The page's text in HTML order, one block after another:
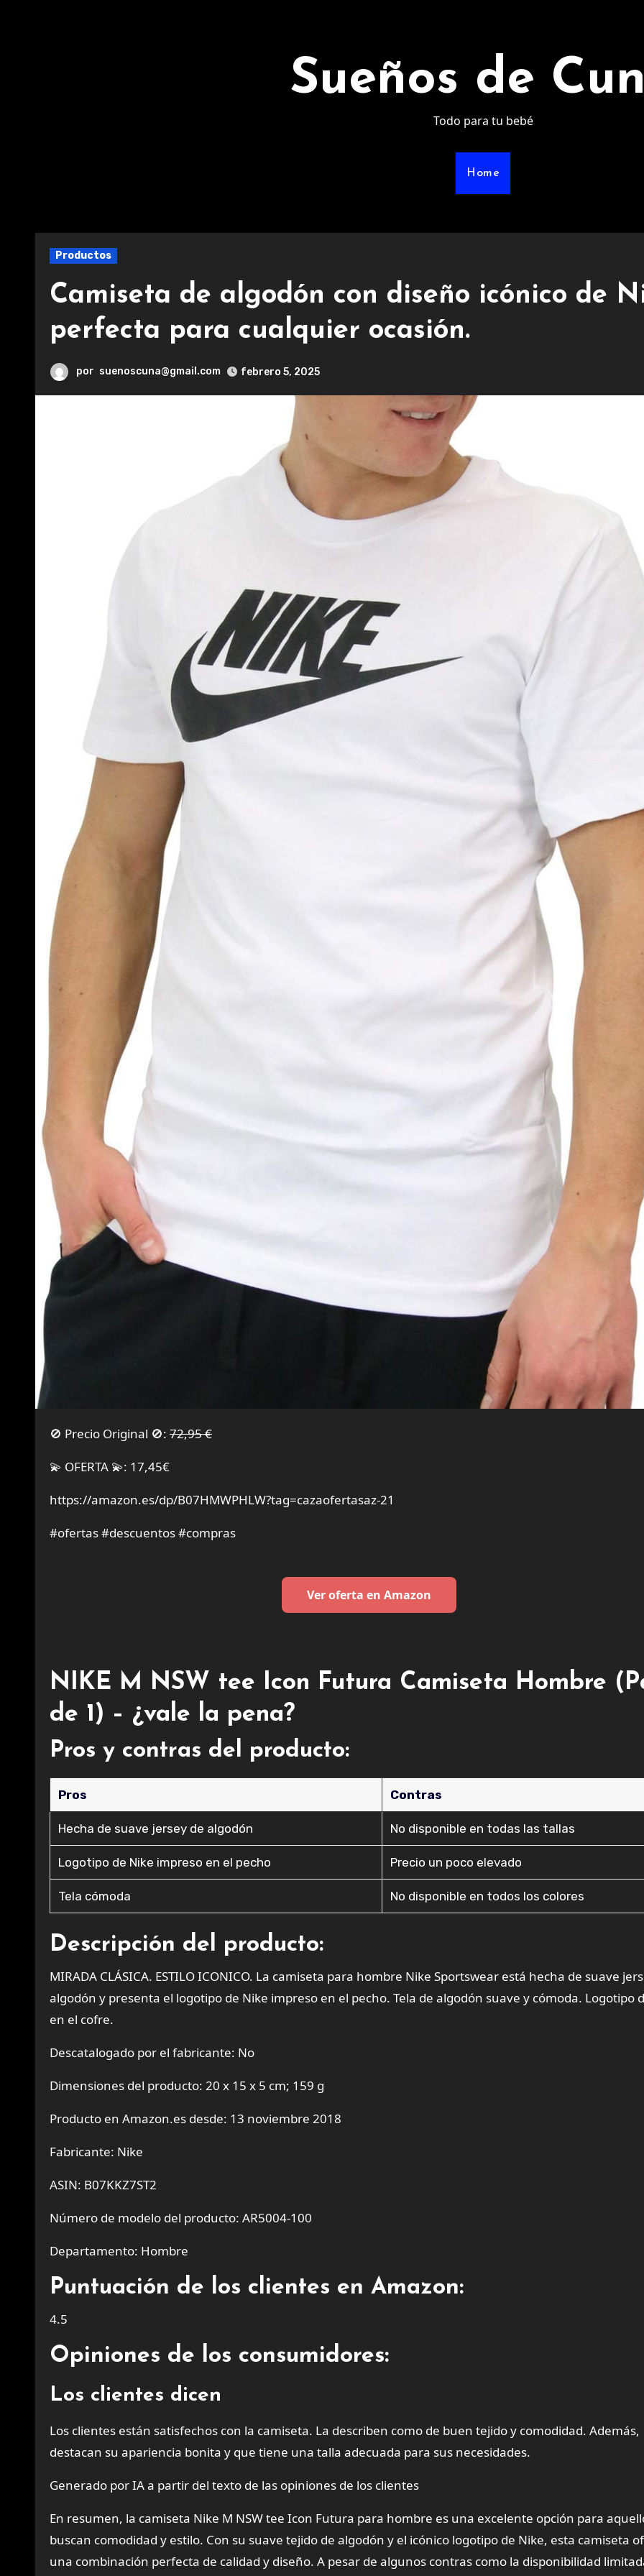
Sueños de
Todo para tu bebé
Home
Productos
Camiseta de algodón con diseño icónico de
perfecta para cualquier ocasión.
por suenoscuna@gmail.com febrero 5, 2025
🚫 Precio Original 🚫: 72,95 €
💫 OFERTA 💫: 17,45€
https://amazon.es/dp/B07HMWPHLW?tag=cazaofertasaz-21
#ofertas #descuentos #compras
Ver oferta en Amazon
NIKE M NSW tee Icon Futura Camiseta Hombre
de 1) – ¿vale la pena?
Pros y contras del producto:
Pros Contras
Hecha de suave jersey de algodón No disponible en todas las tallas
Logotipo de Nike impreso en el pecho Precio un poco elevado
Tela cómoda No disponible en todos los colores
Descripción del producto:
MIRADA CLÁSICA. ESTILO ICONICO. La camiseta para hombre Nike Sportswear está hecha de suave
algodón y presenta el logotipo de Nike impreso en el pecho. Tela de algodón suave y cómoda. Logotipo
en el cofre.
Descatalogado por el fabricante: No
Dimensiones del producto: 20 x 15 x 5 cm; 159 g
Producto en Amazon.es desde: 13 noviembre 2018
Fabricante: Nike
ASIN: B07KKZ7ST2
Número de modelo del producto: AR5004-100
Departamento: Hombre
Puntuación de los clientes en Amazon:
4.5
Opiniones de los consumidores:
Los clientes dicen
Los clientes están satisfechos con la camiseta. La describen como de buen tejido y comodidad. Además,
destacan su apariencia bonita y que tiene una talla adecuada para sus necesidades.
Generado por IA a partir del texto de las opiniones de los clientes
En resumen, la camiseta Nike M NSW tee Icon Futura para hombre es una excelente opción para
buscan comodidad y estilo. Con su suave tejido de algodón y el icónico logotipo de Nike, esta camiseta
una combinación perfecta de calidad y diseño. A pesar de algunos contras como la disponibilidad